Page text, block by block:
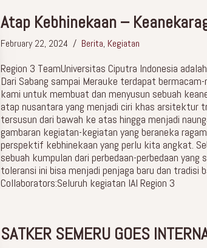
Atap Kebhinekaan –
February 22, 2024 Berita, Kegiatan
Region 3 TeamUniversitas Ciputra Indonesia
Dari Sabang sampai Merauke terdapat
kami untuk membuat dan menyusun sebuah
atap nusantara yang menjadi ciri khas arsitektur
tersusun dari bawah ke atas hingga menjadi
gambaran kegiatan-kegiatan yang beraneka
perspektif kebhinekaan yang perlu kita angkat.
sebuah kumpulan dari perbedaan-perbedaan
toleransi ini bisa menjadi penjaga baru dan
Collaborators:Seluruh kegiatan IAI Region 3
SATKER SEMERU GOES